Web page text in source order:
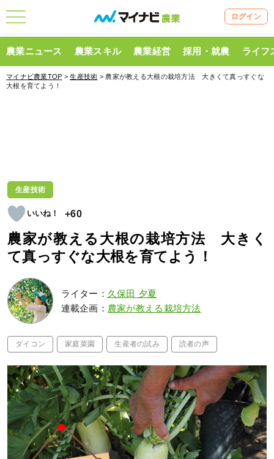
ログイン
農業ニュース 農業スキル 農業経営 採用・就農 ライフ
マイナビ農業TOP >生産技術 > 農家が教える大根の栽培方法 大きくて真っすぐな
大根を育てよう！
生産技術
+60
農家が教える大根の栽培方法 大きく
て真っすぐな大根を育てよう！
ライター： 久保田 夕夏
連載企画： 農家が教える栽培方法
ダイコン 家庭菜園 生産者の試み 読者の声